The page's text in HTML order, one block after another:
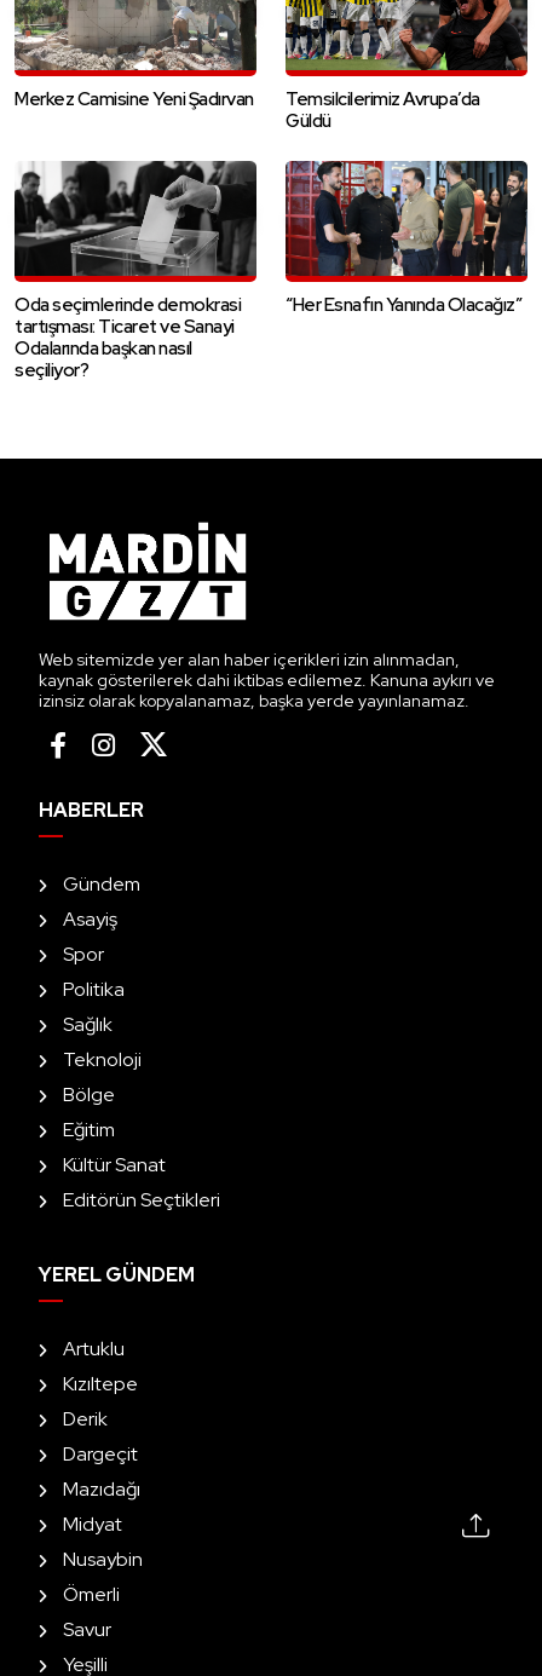
Merkez Camisine Yeni Şadırvan
Temsilcilerimiz Avrupa’da
Güldü
Oda seçimlerinde demokrasi
tartışması: Ticaret ve Sanayi
Odalarında başkan nasıl
seçiliyor?
“Her Esnafın Yanında Olacağız”
Web sitemizde yer alan haber içerikleri izin alınmadan,
kaynak gösterilerek dahi iktibas edilemez. Kanuna aykırı ve
izinsiz olarak kopyalanamaz, başka yerde yayınlanamaz.
HABERLER
Gündem
Asayiş
Spor
Politika
Sağlık
Teknoloji
Bölge
Eğitim
Kültür Sanat
Editörün Seçtikleri
YEREL GÜNDEM
Artuklu
Kızıltepe
Derik
Dargeçit
Mazıdağı
Midyat
Nusaybin
Ömerli
Savur
Yeşilli